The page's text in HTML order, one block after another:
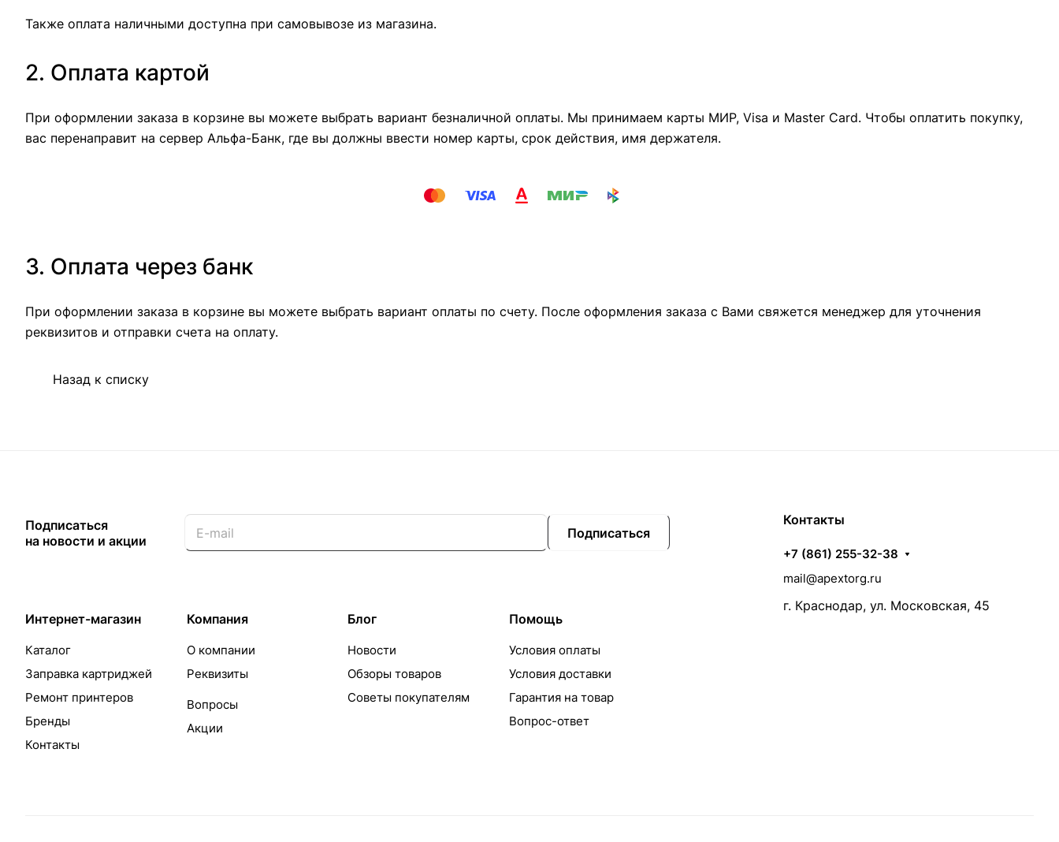
Также оплата наличными доступна при самовывозе из магазина.
2. Оплата картой
При оформлении заказа в корзине вы можете выбрать вариант безналичной оплаты. Мы принимаем карты МИР, Visa и Master Card. Чтобы оплатить покупку,
вас перенаправит на сервер Альфа-Банк, где вы должны ввести номер карты, срок действия, имя держателя.
3. Оплата через банк
При оформлении заказа в корзине вы можете выбрать вариант оплаты по счету. После оформления заказа с Вами свяжется менеджер для уточнения
реквизитов и отправки счета на оплату.
Назад к списку
Подписаться
на новости и акции
Подписаться
Интернет-магазин
Каталог
Заправка картриджей
Ремонт принтеров
Бренды
Контакты
Компания
О компании
Реквизиты
Вопросы
Акции
Блог
Новости
Обзоры товаров
Советы покупателям
Помощь
Условия оплаты
Условия доставки
Гарантия на товар
Вопрос-ответ
Контакты
+7 (861) 255-32-38
mail@apextorg.ru
г. Краснодар, ул. Московская, 45